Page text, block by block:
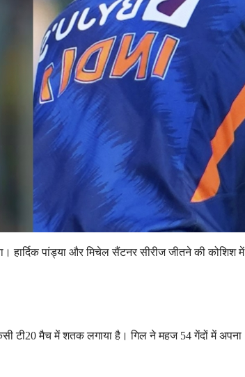
हार्दिक पांड्या और मिचेल सैंटनर सीरीज जीतने की कोशिश में
टी20 मैच में शतक लगाया है। गिल ने महज 54 गेंदों में अपना